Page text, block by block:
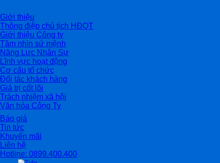
Giới thiệu
Thông điệp chủ tịch HĐQT
Giới thiệu Công ty
Tầm nhìn sứ mệnh
Năng Lực Nhân Sự
Lĩnh vực hoạt động
Cơ cấu tổ chức
Đối tác khách hàng
Giá trị cốt lõi
Trách nhiệm xã hội
Văn hóa Công Ty
Báo giá
Tin tức
Khuyến mãi
Liên hệ
Hotline: 0899.400.400